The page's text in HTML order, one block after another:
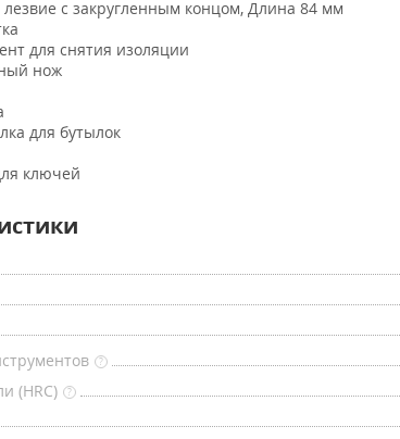
с закругленным концом, Длина 84 мм
для снятия изоляции
нож
для бутылок
ключей
?
(HRC)
?